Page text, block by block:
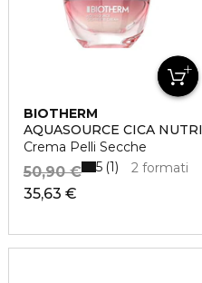
BIOTHERM
AQUASOURCE CICA NUTRI
Crema Pelli Secche
35,63 €
50,90 € 2 formati
5 1